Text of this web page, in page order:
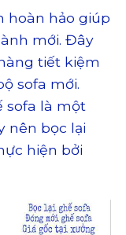
hoàn hảo giúp
mới. Đây
tiết kiệm
sofa mới.
sofa là một
nên bọc lại
hiện bởi